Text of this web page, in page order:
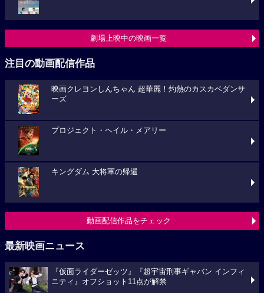
劇場上映中の映画一覧
注目の動画配信作品
映画クレヨンしんちゃん 超華麗！灼熱のカスカベダンサ
ーズ
プロジェクト・ヘイル・メアリー
キングダム 大将軍の帰還
動画配信作品をチェック
最新映画ニュース
『仮面ライダーゼッツ』『超宇宙刑事ギャバン インフィ
ニティ』オフショット11点が解禁